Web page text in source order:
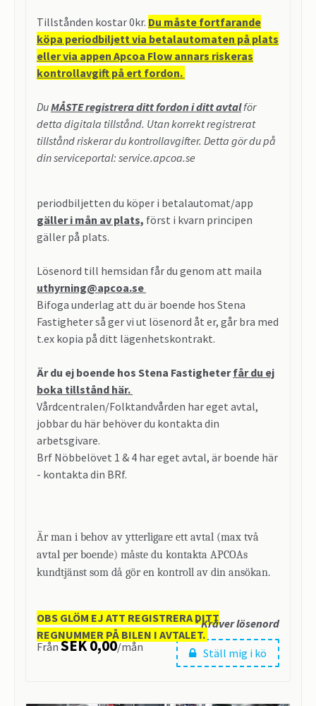
Tillstånden kostar 0kr. Du måste fortfarande
köpa periodbiljett via betalautomaten på plats
eller via appen Apcoa Flow annars riskeras
kontrollavgift på ert fordon.
DuMÅSTE registrera ditt fordon i ditt avtalför
detta digitala tillstånd. Utan korrekt registrerat
tillstånd riskerar du kontrollavgifter. Detta gör du på
din serviceportal: service.apcoa.se
periodbiljetten du köper i betalautomat/app
gäller i mån av plats, först i kvarn principen
gäller på plats.
Lösenord till hemsidan får du genom att maila
uthyrning@apcoa.se
Bifoga underlag att du är boende hos Stena
Fastigheter så ger vi ut lösenord åt er, går bra med
t.ex kopia på ditt lägenhetskontrakt.
Är du ej boende hos Stena Fastigheterfår du ej
boka tillstånd här.
Vårdcentralen/Folktandvården har eget avtal,
jobbar du här behöver du kontakta din
arbetsgivare.
Brf Nöbbelövet 1 & 4 har eget avtal, är boende här
- kontakta din BRf.
Är man i behov av ytterligare ett avtal (max två
avtal per boende) måste du kontakta APCOAs
kundtjänst som då gör en kontroll av din ansökan.
OBS GLÖM EJ ATT REGISTRERA DITT
REGNUMMER PÅ BILEN I AVTALET.
* Kräver lösenord
Ställ mig i kö
Från SEK 0,00/mån